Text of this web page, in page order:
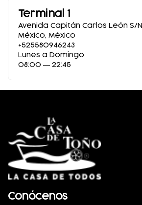
Terminal 1
Avenida Capitán Carlos León S/N
México, México
+525580946243
Lunes a Domingo
08:00 ― 22:45
Conócenos